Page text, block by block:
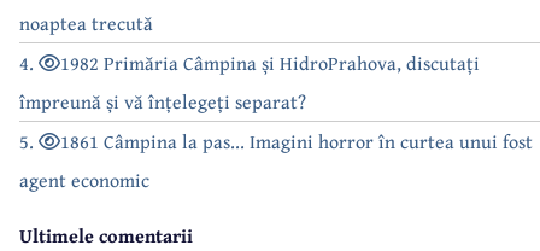
noaptea trecută
4.
1982 Primăria Câmpina și HidroPrahova, discutați
împreună și vă înțelegeți separat?
5.
1861 Câmpina la pas... Imagini horror în curtea unui fost
agent economic
Ultimele comentarii